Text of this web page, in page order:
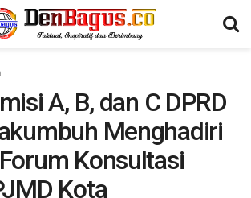
A, B, dan C DPRD
Menghadiri
Konsultasi
Kota